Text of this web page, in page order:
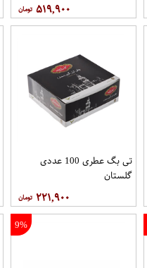
۵۱۹,۹۰۰
تی بگ عطری 100 عددی
گلستان
۲۲۱,۹۰۰
9%